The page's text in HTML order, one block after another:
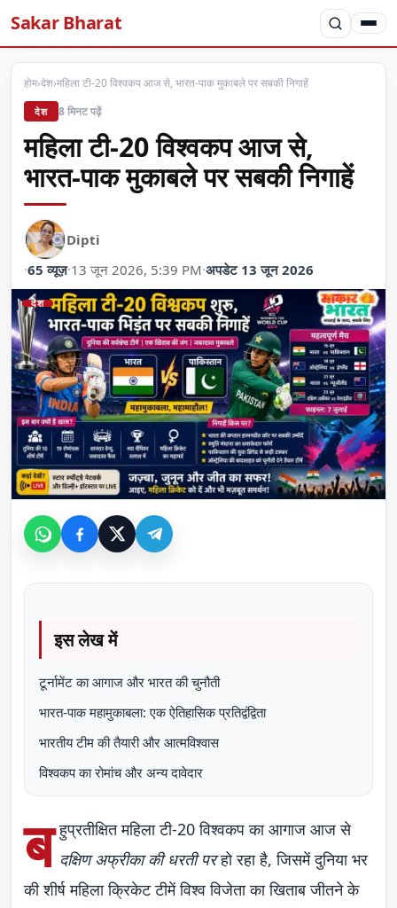
Sakar Bharat
होम›देश›महिला टी-20 विश्वकप आज से, भारत-पाक मुकाबले पर सबकी निगाहें
देश 8 मिनट पढ़ें
महिला टी-20 विश्वकप आज से,
भारत-पाक मुकाबले पर सबकी निगाहें
Dipti
·65 व्यूज़·13 जून 2026, 5:39 PM·अपडेट 13 जून 2026
देश
इस लेख में
टूर्नामेंट का आगाज और भारत की चुनौती
भारत-पाक महामुकाबला: एक ऐतिहासिक प्रतिद्वंद्विता
भारतीय टीम की तैयारी और आत्मविश्वास
विश्वकप का रोमांच और अन्य दावेदार
ब हुप्रतीक्षित महिला टी-20 विश्वकप का आगाज आज से
दक्षिण अफ्रीका की धरती परहो रहा है, जिसमें दुनिया भर
की शीर्ष महिला क्रिकेट टीमें विश्व विजेता का खिताब जीतने के